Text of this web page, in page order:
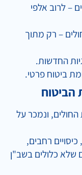
– לרוב אלפי
– רק מתוך
החדשות.
ביטוח פרטי.
הביטוח
החולים, ונמכר על
רחבים,
שלא כלולים בשב"ן